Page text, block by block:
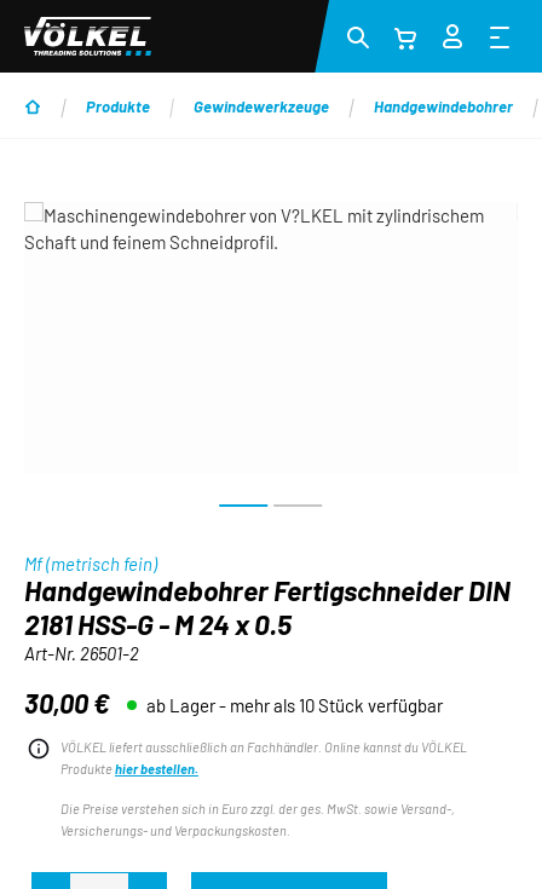
Zum Hauptinhalt springen
Produkte Gewindewerkzeuge Handgewindebohrer
Bildergalerie überspringen
Mf (metrisch fein)
Handgewindebohrer Fertigschneider DIN
2181 HSS-G - M 24 x 0.5
Art-Nr. 26501-2
Regulärer Preis:
30,00 € ab Lager - mehr als 10 Stück verfügbar
VÖLKEL liefert ausschließlich an Fachhändler. Online kannst du VÖLKEL
Produkte hier bestellen.
Die Preise verstehen sich in Euro zzgl. der ges. MwSt. sowie Versand-,
Versicherungs- und Verpackungskosten.